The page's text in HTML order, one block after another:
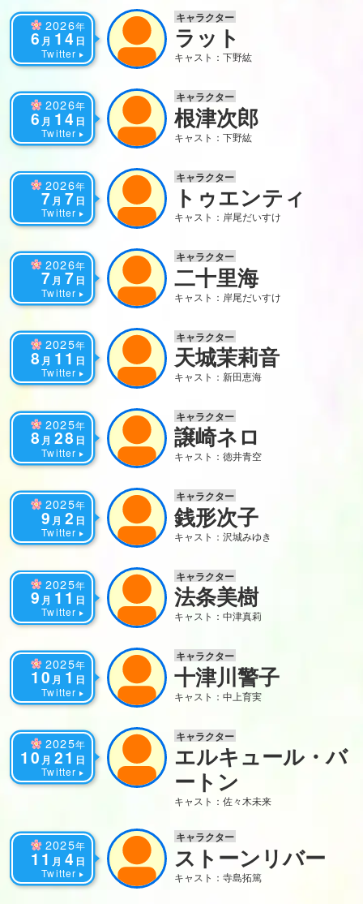
2026年
6 月 14 日
Twitter
キャラクター
ラット
キャスト：下野紘
2026年
6月 14 日
Twitter
キャラクター
根津次郎
キャスト：下野紘
2026年
7月 7 日
Twitter
キャラクター
トゥエンティ
キャスト：岸尾だいすけ
2026年
7月 7 日
Twitter
キャラクター
二十里海
キャスト：岸尾だいすけ
2025年
8 月 11 日
Twitter
キャラクター
天城茉莉音
キャスト：新田恵海
2025年
8 月 28 日
Twitter
キャラクター
譲崎ネロ
キャスト：徳井青空
2025年
9 月 2 日
Twitter
キャラクター
銭形次子
キャスト：沢城みゆき
2025年
9 月 11 日
Twitter
キャラクター
法条美樹
キャスト：中津真莉
2025年
10 月 1 日
Twitter
キャラクター
十津川警子
キャスト：中上育実
2025年
10 月 21 日
Twitter
キャラクター
エルキュール・バ
ートン
キャスト：佐々木未来
2025年
11 月 4 日
Twitter
キャラクター
ストーンリバー
キャスト：寺島拓篤